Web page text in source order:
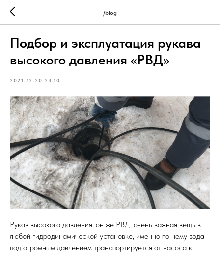
/blog
Подбор и эксплуатация рукава
высокого давления «РВД»
2021-12-20 23:10
Рукав высокого давления, он же РВД, очень важная вещь в
любой гидродинамической установке, именно по нему вода
под огромным давлением транспортируется от насоса к